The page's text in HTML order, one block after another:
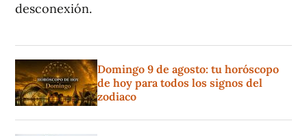
desconexión.
Domingo 9 de agosto: tu horóscopo
de hoy para todos los signos del
zodiaco